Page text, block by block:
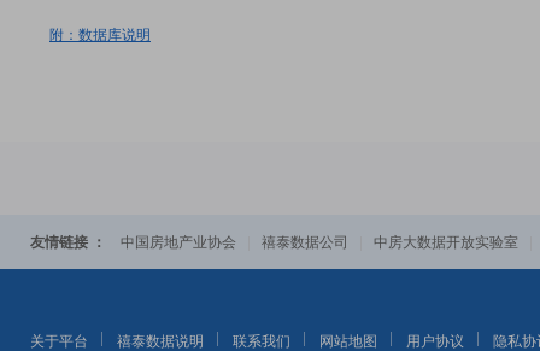
附：数据库说明
友情链接 ： 中国房地产业协会 禧泰数据公司 中房大数据开放实验室
关于平台 禧泰数据说明 联系我们 网站地图 用户协议 隐私协